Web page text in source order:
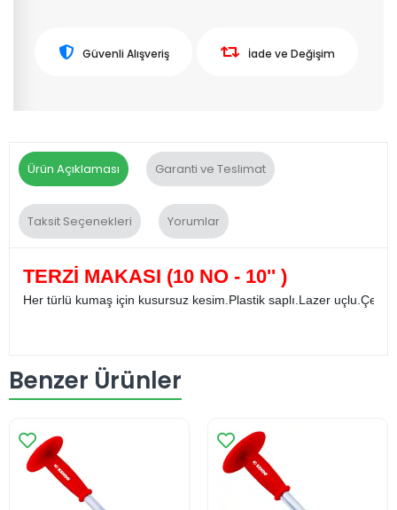
Güvenli Alışveriş İade ve Değişim
Ürün Açıklaması Garanti ve Teslimat
Taksit Seçenekleri Yorumlar
TERZİ MAKASI (10 NO - 10'' )
Her türlü kumaş için kusursuz kesim.Plastik saplı.Lazer uçlu.Çelik
Benzer Ürünler